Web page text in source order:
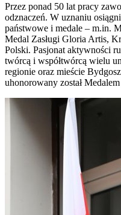
Przez ponad 50 lat pracy
odznaczeń. W uznaniu
państwowe i medale – m.in.
Medal Zasługi Gloria Artis,
Polski. Pasjonat aktywności
twórcą i współtwórcą wielu
regionie oraz mieście
uhonorowany został